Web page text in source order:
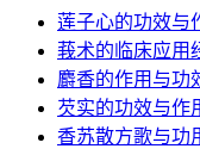
莲子心的功效与
莪术的临床应用
麝香的作用与功
芡实的功效与作
香苏散方歌与功